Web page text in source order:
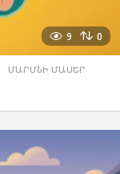
9 0
,ՄԱՐՄՆԻ ՄԱՍԵՐ